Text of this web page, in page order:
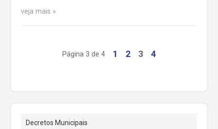
veja mais
Página 3 de 4 1 2 3 4
Decretos Municipais